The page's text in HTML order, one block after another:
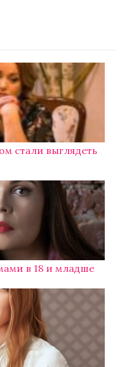
стали выглядеть
в 18 и младше